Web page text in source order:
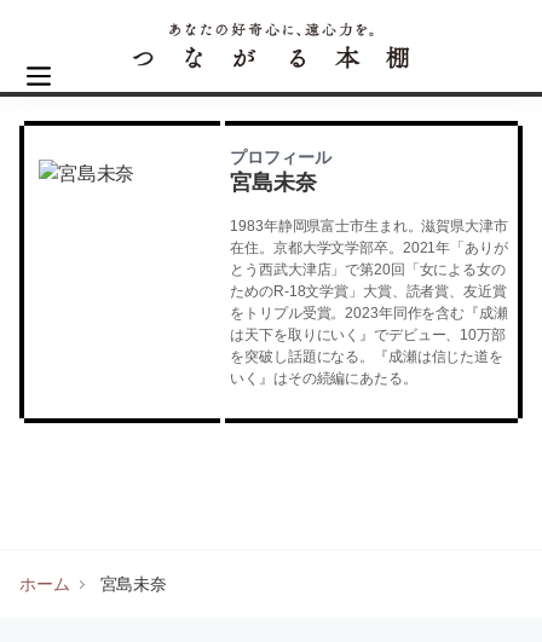
プロフィール
宮島未奈
1983年静岡県富士市生まれ。滋賀県大津市
在住。京都大学文学部卒。2021年「ありが
とう西武大津店」で第20回「女による女の
ためのR-18文学賞」大賞、読者賞、友近賞
をトリプル受賞。2023年同作を含む『成瀬
は天下を取りにいく』でデビュー、10万部
を突破し話題になる。『成瀬は信じた道を
いく』はその続編にあたる。
ホーム 宮島未奈